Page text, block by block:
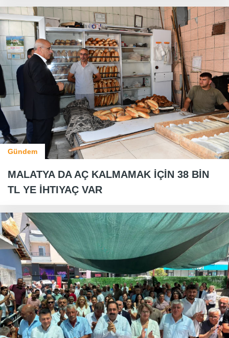
Gündem
MALATYA DA AÇ KALMAMAK İÇİN 38 BİN
TL YE İHTIYAÇ VAR